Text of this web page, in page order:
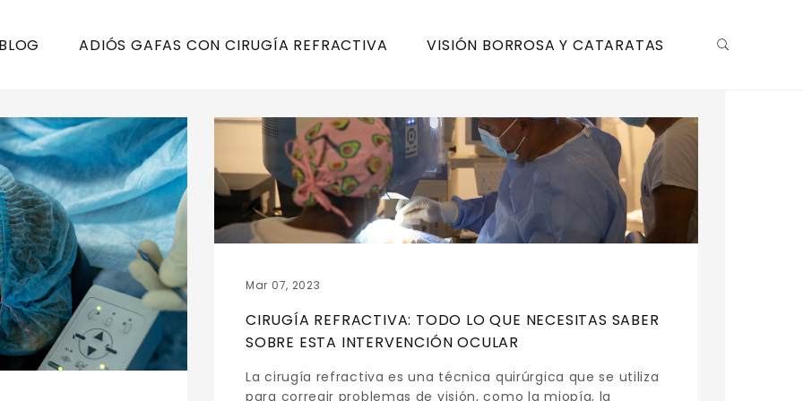
ADIÓS GAFAS CON CIRUGÍA REFRACTIVA VISIÓN BORROSA Y CATARATAS
Mar 07, 2023
CIRUGÍA REFRACTIVA: TODO LO QUE NECESITAS SABER
SOBRE ESTA INTERVENCIÓN OCULAR
La cirugía refractiva es una técnica quirúrgica que se utiliza
para corregir problemas de visión, como la miopía, la